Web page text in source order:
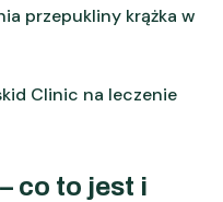
przepukliny krążka w
Clinic na leczenie
co to jest i